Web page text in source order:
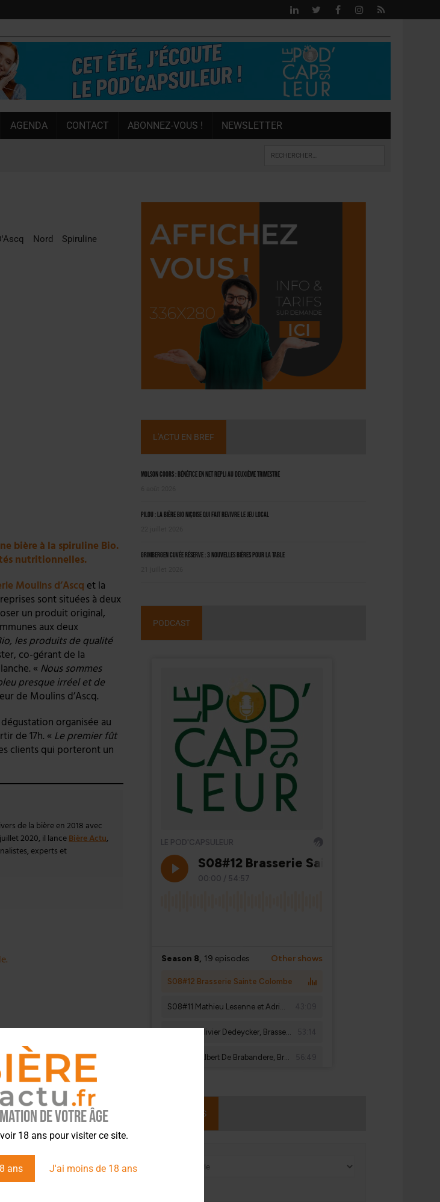
de votre âge
18 ans pour visiter ce site.
ans J'ai moins de 18 ans
AGENDA CONTACT ABONNEZ-VOUS ! NEWSLETTER
Nord Spiruline
bière à la spiruline Bio.
nutritionnelles.
Moulins d’Ascq et la
sont situées à deux
un produit original,
aux deux
les produits de qualité
co-gérant de la
« Nous sommes
presque irréel et de
de Moulins d’Ascq.
organisée au
de 17h. « Le premier fût
clients qui porteront un
de la bière en 2018 avec
2020, il lanceBière Actu,
experts et
ÉVÉNEMENTS
Le BAL attire deux fois plus de
visiteurs qu’en 2019 !
L'ACTU EN BREF
Molson Coors : bénéfice en net repli au deuxième trimestre
Pilou : la bière bio niçoise qui fait revivre le jeu local
Grimbergen Cuvée Réserve : 3 nouvelles bières pour la table
PODCAST
ÉVÉNEMENTS